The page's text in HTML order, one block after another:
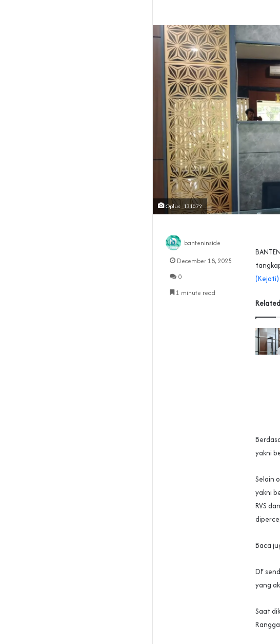
Oplus_131072
yakni
Selain
yakni
RVS
Baca
DF
yang
Saat
banteninside
December 18, 2025
0
1 minute read